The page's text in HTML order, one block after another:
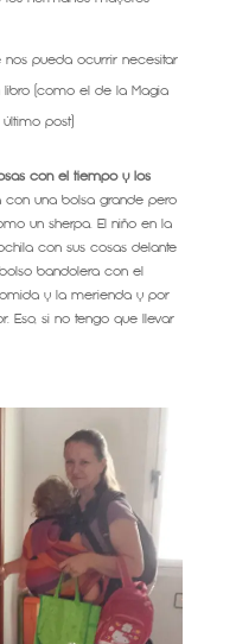
pueda ocurrir necesitar
(como el de la Magia
post)
con el tiempo y los
con una bolsa grande pero
un sherpa. El niño en la
con sus cosas delante
bandolera con el
y la merienda y por
Eso, si no tengo que llevar